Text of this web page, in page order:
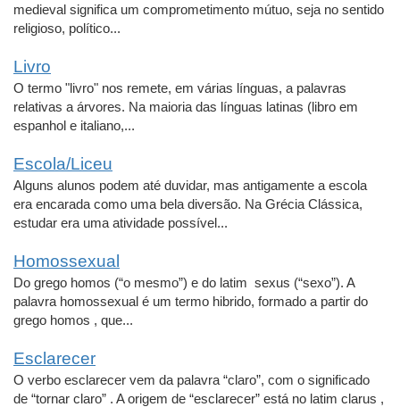
medieval significa um comprometimento mútuo, seja no sentido
religioso, político...
Livro
O termo "livro" nos remete, em várias línguas, a palavras
relativas a árvores. Na maioria das línguas latinas (libro em
espanhol e italiano,...
Escola/Liceu
Alguns alunos podem até duvidar, mas antigamente a escola
era encarada como uma bela diversão. Na Grécia Clássica,
estudar era uma atividade possível...
Homossexual
Do grego homos (“o mesmo”) e do latim sexus (“sexo”). A
palavra homossexual é um termo hibrido, formado a partir do
grego homos , que...
Esclarecer
O verbo esclarecer vem da palavra “claro”, com o significado
de “tornar claro” . A origem de “esclarecer” está no latim clarus ,